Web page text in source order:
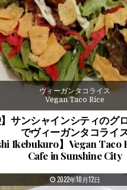
ヴィーガンタコライス
Vegan Taco Rice
】サンシャインシティのグ
でヴィーガンタコライ
Ikebukuro】Vegan Taco
Cafe in Sunshine City
PUBLISHED DATE:
2022年10月12日